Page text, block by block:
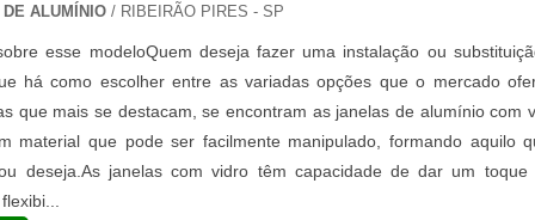
ALUMÍNIO / RIBEIRÃO PIRES - SP
esse modeloQuem deseja fazer uma instalação ou
há como escolher entre as variadas opções que o mercado
que mais se destacam, se encontram as janelas de alumínio com
material que pode ser facilmente manipulado, formando aquilo
deseja.As janelas com vidro têm capacidade de dar um toque